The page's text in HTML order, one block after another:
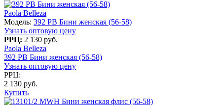
Paola Belleza
Модель: 392 PB Бини женская (56-58)
Узнать оптовую цену
РРЦ: 2 130 руб.
Paola Belleza
392 PB Бини женская (56-58)
Узнать оптовую цену
РРЦ:
2 130 руб.
Купить